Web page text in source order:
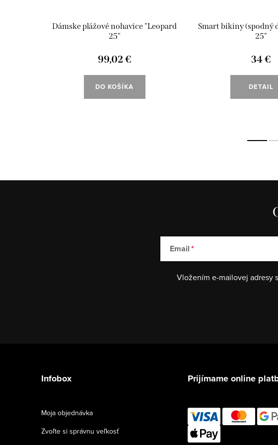
Dámske plážové nohavice "Leopard
25"
99,02 €
DO KOŠÍKA
Smart bikiny (spodný
25"
34 €
DETAIL
Email
Vložením e-mailovej adresy
Infobox
Moja objednávka
Zvoľte si správnu veľkosť
Prijímame online